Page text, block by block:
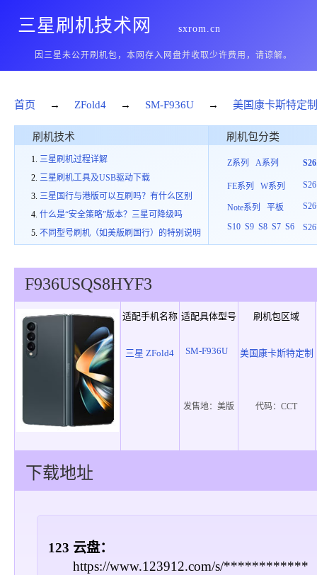
三星刷机技术网 sxrom.cn
因三星未公开刷机包，本网存入网盘并收取少许费用，请谅解。
首页 → ZFold4 → SM-F936U → 美国康卡斯特定制
刷机技术
三星刷机过程详解
三星刷机工具及USB驱动下载
三星国行与港版可以互刷吗？有什么区别
什么是“安全策略”版本？三星可降级吗
不同型号刷机（如美版刷国行）的特别说明
刷机包分类
Z系列 A系列
FE系列 W系列
Note系列
平板
S10 S9 S8 S7 S6
S26
F936USQS8HYF3
适配手机名称 适配具体型号 刷机包区域
三星 ZFold4 SM-F936U 美国康卡斯特定制
发售地： 美版 代码：CCT
下载地址
123 云盘：
https://www.123912.com/s/************